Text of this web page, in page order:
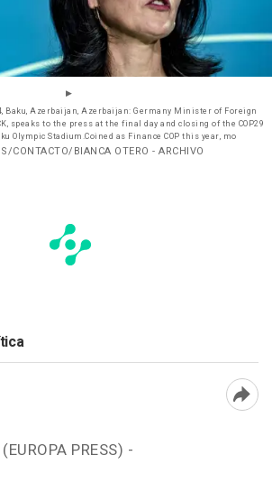
Baku, Azerbaijan, Azerbaijan: Germany Minister of Foreign
Olympic Stadium.Coined as Finance COP this year, mo
CONTACTO/BIANCA OTERO - ARCHIVO
PRESS) -